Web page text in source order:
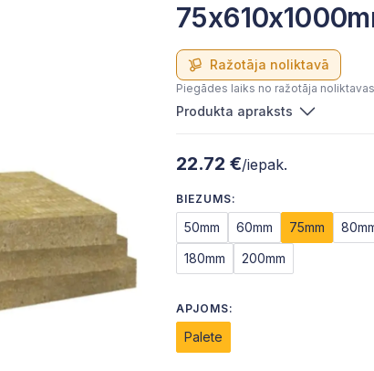
Ražotāja noliktavā
Piegādes laiks no ražotāja
Produkta apraksts
22.72 €/iepak.
BIEZUMS:
50mm 60mm 75mm
180mm
200mm
APJOMS:
Palete